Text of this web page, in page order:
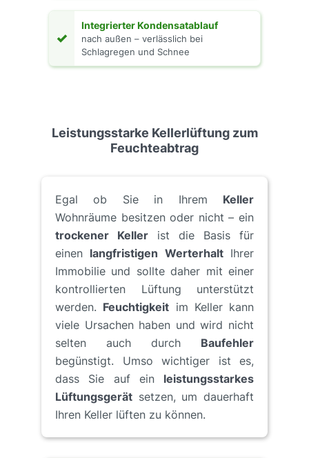
✓
Integrierter Kondensatablauf
nach außen – verlässlich bei
Schlagregen und Schnee
Leistungsstarke Kellerlüftung zum
Feuchteabtrag
Egal ob Sie in Ihrem Keller
Wohnräume besitzen oder nicht – ein
trockener Keller ist die Basis für
einen langfristigen WerterhaltIhrer
Immobilie und sollte daher mit einer
kontrollierten Lüftung unterstützt
werden. Feuchtigkeit im Keller kann
viele Ursachen haben und wird nicht
selten auch durch Baufehler
begünstigt. Umso wichtiger ist es,
dass Sie auf ein leistungsstarkes
Lüftungsgerät setzen, um dauerhaft
Ihren Keller lüften zu können.